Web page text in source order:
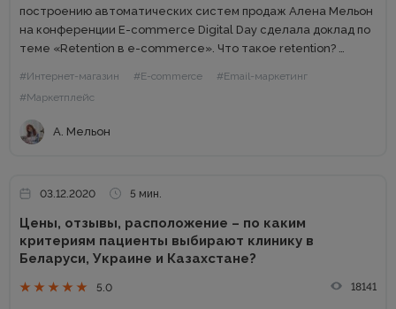
построению автоматических систем продаж Алена Мельон
на конференции E-commerce Digital Day сделала доклад по
теме «Retention в e-commerce». Что такое retention?
говорят о том,...
#Интернет-магазин #E-commerce
#Email-маркетинг
#Маркетплейс
А. Мельон
03.12.2020 5 мин.
Цены, отзывы, расположение – по каким
критериям пациенты выбирают клинику в
Беларуси, Украине и Казахстане?
5.0 18141